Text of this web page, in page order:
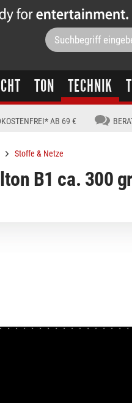
TON TECHNIK
* AB 69 €
Stoffe & Netze
B1 ca. 300